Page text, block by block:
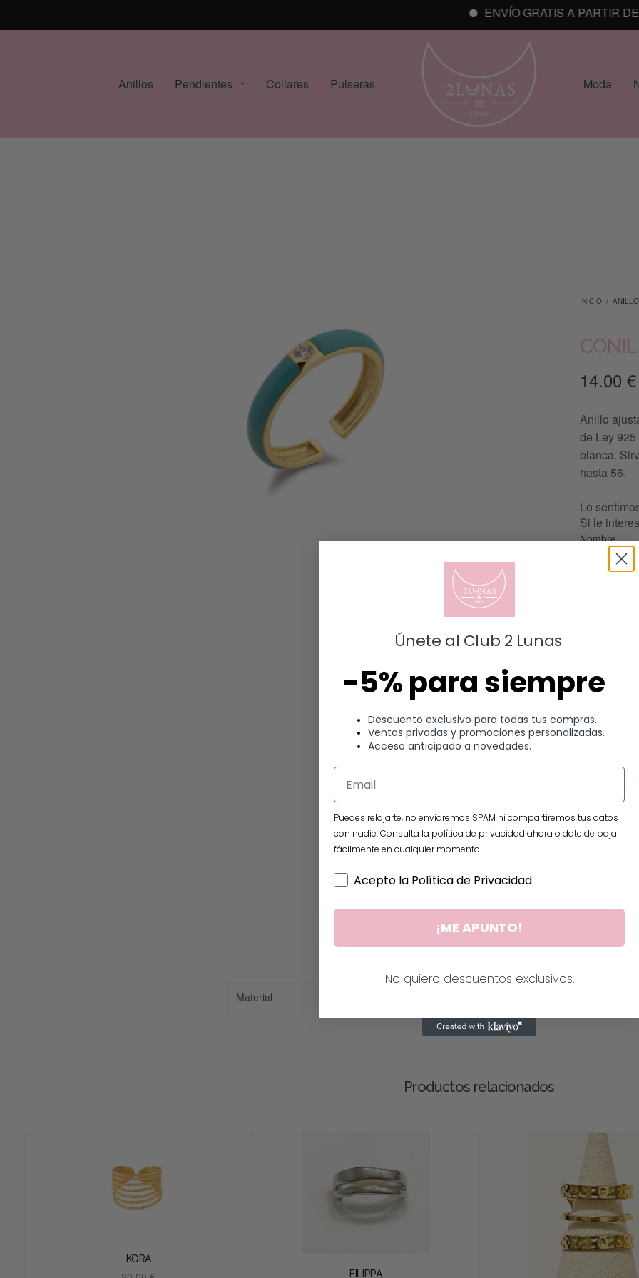
ENVÍO GRATIS A PARTIR DE 25€
Anillos Pendientes Collares Pulseras Moda
INICIO /
CONIL
14.00€
Anillo
de Ley
blanca.
hasta 56.
Lo
Si le
Nombre
Mensaje
Submit
SIN
Información adicional
Material
Productos relacionados
KORA
FILIPPA
Únete al Club 2 Lunas
-5% para siempre
Descuento exclusivo para todas tus compras.
Ventas privadas y promociones personalizadas.
Acceso anticipado a novedades.
Puedes relajarte, no enviaremos SPAM ni compartiremos tus datos
con nadie. Consulta la política de privacidad ahora o date de baja
fácilmente en cualquier momento.
Acepto la Política de Privacidad
¡ME APUNTO!
No quiero descuentos exclusivos.